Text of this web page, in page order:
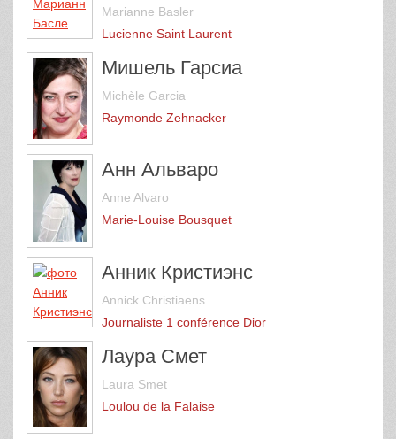
Marianne Basler
Lucienne Saint Laurent
Мишель Гарсиа
Michèle Garcia
Raymonde Zehnacker
Анн Альваро
Anne Alvaro
Marie-Louise Bousquet
Анник Кристиэнс
Annick Christiaens
Journaliste 1 conférence Dior
Лаура Смет
Laura Smet
Loulou de la Falaise